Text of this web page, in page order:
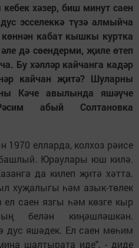
хәзер, биш минут саен
эсселеккә түзә алмыйча
кабат кышкы куртка
дә сөендерми, җиле өтеп
Бу хәлләр кайчанга кадәр
кайчан җитә? Шуларны
Кәче авылында яшәүче
абый Солтановка
елларда, колхоз рәисе
Юраулары юш килә.
да килеп җитә хәтта.
хуҗалыгы һәм азык-төлек
саен язгы һәм көзге кыр
белән киңәшләшкән.
дус яшәдек. Ел саен мөһим
шалтырата иде", - диде